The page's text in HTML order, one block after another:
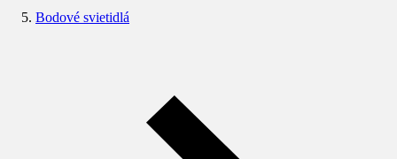
Bodové svietidlá